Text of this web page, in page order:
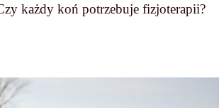
każdy koń potrzebuje fizjoterapii?